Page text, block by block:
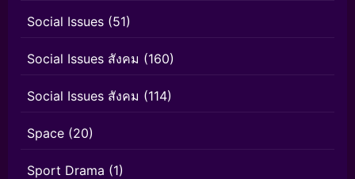
Social Issues (51)
Social Issues สังคม (160)
Social Issues สังคม (114)
Space (20)
Sport Drama (1)